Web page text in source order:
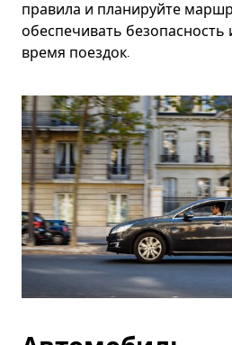
правила и планируйте
обеспечивать
время поездок.